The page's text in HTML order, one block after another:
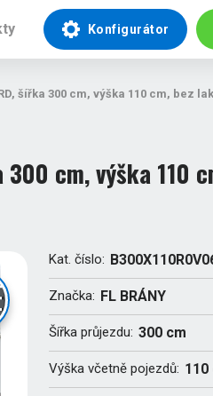
Konfigurátor
šířka 300 cm, výška 110 cm, bez
300 cm, výška 110
Kat. číslo:
Značka: FL BRÁNY
Šířka průjezdu: 300 cm
Výška včetně pojezdů: 110